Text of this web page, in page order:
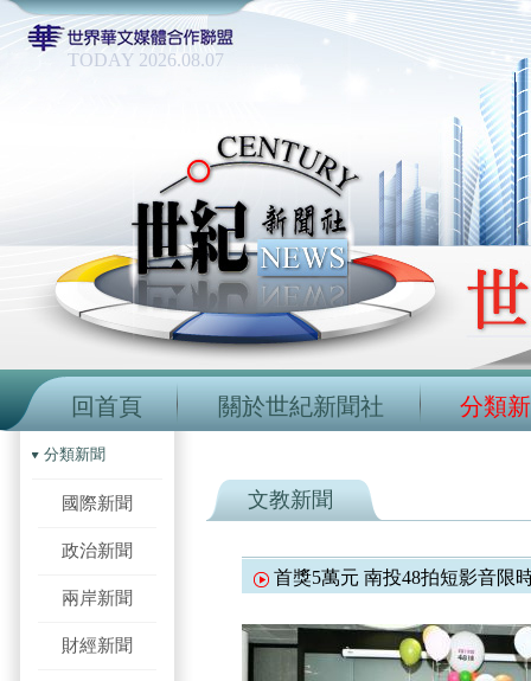
TODAY 2026.08.07
回首頁 關於世紀新聞社 分類
分類新聞
國際新聞
政治新聞
兩岸新聞
財經新聞
文教新聞
首獎5萬元 南投48拍短影音限